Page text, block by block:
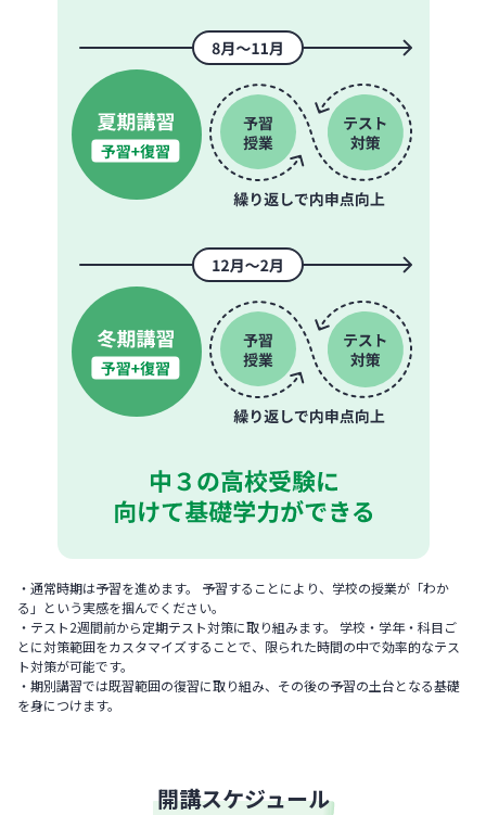
・通常時期は予習を進めます。 予習することにより、学校の授業が「わか
る」という実感を掴んでください。
・テスト2週間前から定期テスト対策に取り組みます。 学校・学年・科目ご
とに対策範囲をカスタマイズすることで、限られた時間の中で効率的なテス
ト対策が可能です。
・期別講習では既習範囲の復習に取り組み、その後の予習の土台となる基礎
を身につけます。
開講スケジュール